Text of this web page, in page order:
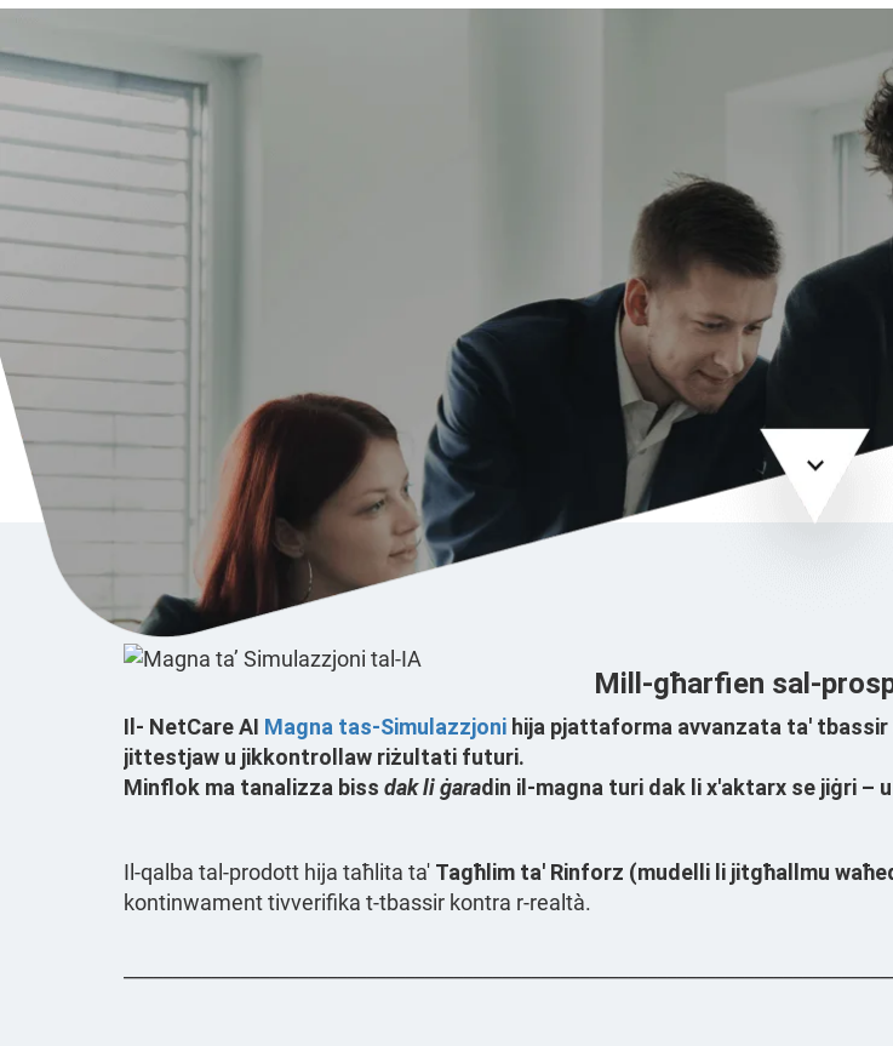
Mill-għarfien sal-
Il- NetCare AI Magna tas-Simulazzjoni hija pjattaforma avvanzata ta'
jittestjaw u jikkontrollaw riżultati futuri.
Minflok ma tanalizza biss dak li ġaradin il-magna turi dak li x'aktarx se jiġri –
Il-qalba tal-prodott hija taħlita ta' Tagħlim ta' Rinforz (mudelli li jitgħallmu
kontinwament tivverifika t-tbassir kontra r-realtà.